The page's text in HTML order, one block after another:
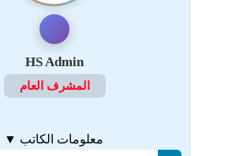
HS Admin
المشرف العام
معلومات الكاتب ▼